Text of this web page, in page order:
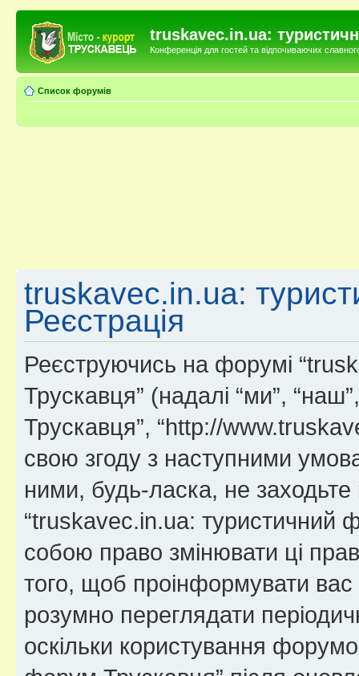
truskavec.in.ua:
Конференція для гостей та відпочиваючих
Список форумів
truskavec.in.ua:
Реєстрація
Реєструючись на форумі
Трускавця” (надалі “ми”,
Трускавця”, “http://
свою згоду з наступними
ними, будь-ласка, не заходьте
“truskavec.in.ua:
собою право змінювати ці
того, щоб проінформувати
розумно переглядати
оскільки користування